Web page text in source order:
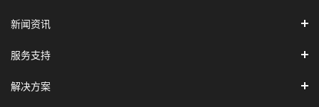
新闻资讯
服务支持
解决方案